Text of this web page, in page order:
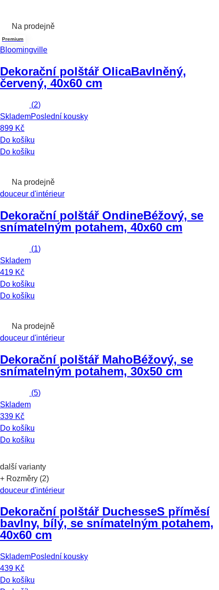
Na prodejně
Premium
Bloomingville
Dekorační polštář OlicaBavlněný,
červený, 40x60 cm
(2)
SklademPoslední kousky
899 Kč
Do košíku
Do košíku
Na prodejně
douceur d'intérieur
Dekorační polštář OndineBéžový, se
snímatelným potahem, 40x60 cm
(1)
Skladem
419 Kč
Do košíku
Do košíku
Na prodejně
douceur d'intérieur
Dekorační polštář MahoBéžový, se
snímatelným potahem, 30x50 cm
(5)
Skladem
339 Kč
Do košíku
Do košíku
další varianty
+ Rozměry (2)
douceur d'intérieur
Dekorační polštář DuchesseS příměsí
bavlny, bílý, se snímatelným potahem,
40x60 cm
SklademPoslední kousky
439 Kč
Do košíku